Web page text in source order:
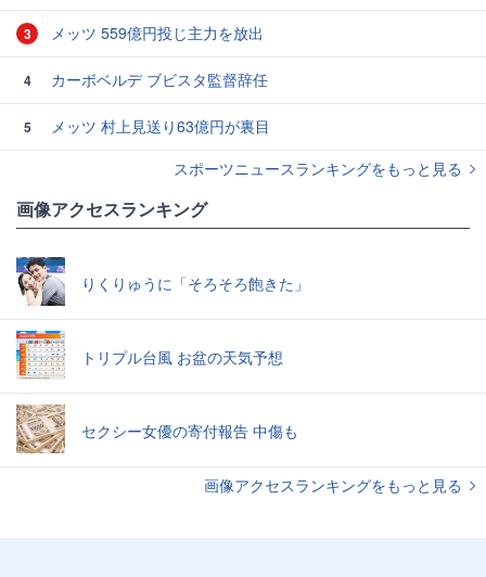
3 メッツ 559億円投じ主力を放出
4 カーボベルデ ブビスタ監督辞任
5
メッツ 村上見送り63億円が裏目
スポーツニュースランキングをもっと見る
画像アクセスランキング
りくりゅうに「そろそろ飽きた」
トリプル台風 お盆の天気予想
セクシー女優の寄付報告 中傷も
画像アクセスランキングをもっと見る